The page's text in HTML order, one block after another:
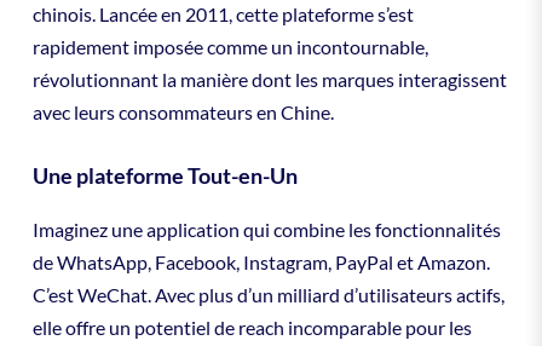
chinois. Lancée en 2011, cette plateforme s’est
rapidement imposée comme un incontournable,
révolutionnant la manière dont les marques interagissent
avec leurs consommateurs en Chine.
Une plateforme Tout-en-Un
Imaginez une application qui combine les fonctionnalités
de WhatsApp, Facebook, Instagram, PayPal et Amazon.
C’est WeChat. Avec plus d’un milliard d’utilisateurs actifs,
elle offre un potentiel de reach incomparable pour les